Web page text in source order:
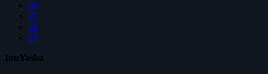
26
27
28
29
InuYasha